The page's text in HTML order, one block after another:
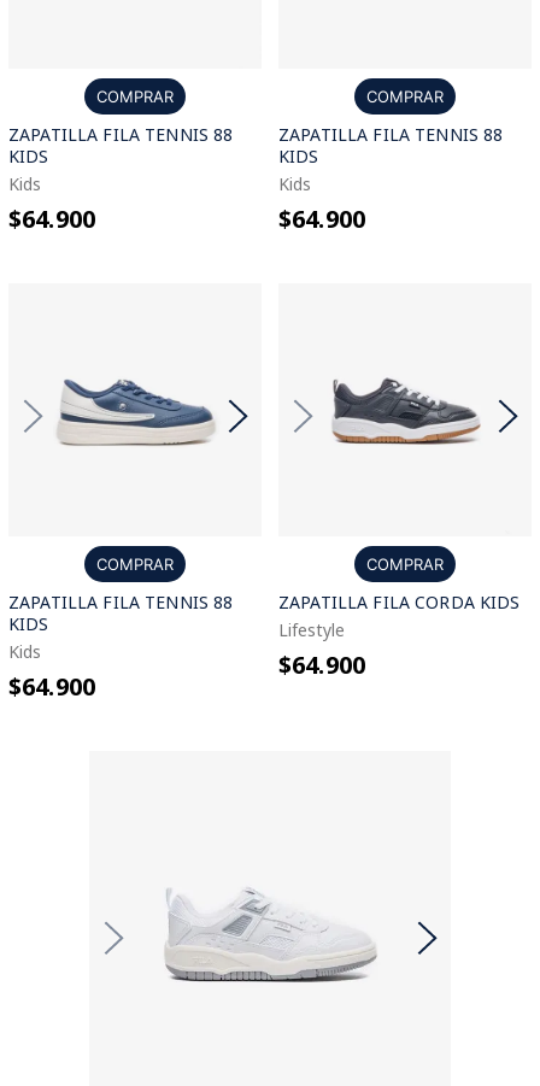
COMPRAR
ZAPATILLA FILA TENNIS 88
KIDS
Kids
$64.900
COMPRAR
ZAPATILLA FILA TENNIS 88
KIDS
Kids
$64.900
COMPRAR
ZAPATILLA FILA TENNIS 88
KIDS
Kids
$64.900
COMPRAR
ZAPATILLA FILA CORDA KIDS
Lifestyle
$64.900